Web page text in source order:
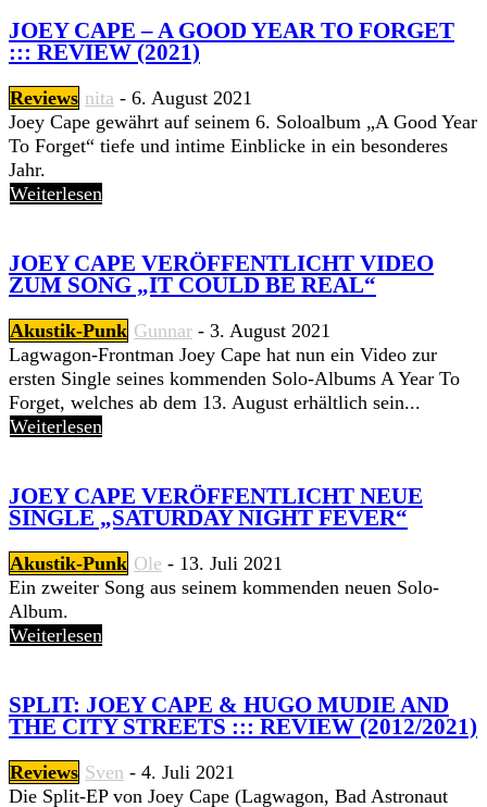
JOEY CAPE – A GOOD YEAR TO FORGET
::: REVIEW (2021)
Reviews nita - 6. August 2021
Joey Cape gewährt auf seinem 6. Soloalbum „A Good Year
To Forget“ tiefe und intime Einblicke in ein besonderes
Jahr.
Weiterlesen
JOEY CAPE VERÖFFENTLICHT VIDEO
ZUM SONG „IT COULD BE REAL“
Akustik-Punk Gunnar - 3. August 2021
Lagwagon-Frontman Joey Cape hat nun ein Video zur
ersten Single seines kommenden Solo-Albums A Year To
Forget, welches ab dem 13. August erhältlich sein...
Weiterlesen
JOEY CAPE VERÖFFENTLICHT NEUE
SINGLE „SATURDAY NIGHT FEVER“
Akustik-Punk Ole - 13. Juli 2021
Ein zweiter Song aus seinem kommenden neuen Solo-
Album.
Weiterlesen
SPLIT: JOEY CAPE & HUGO MUDIE AND
THE CITY STREETS ::: REVIEW (2012/2021)
Reviews Sven - 4. Juli 2021
Die Split-EP von Joey Cape (Lagwagon, Bad Astronaut